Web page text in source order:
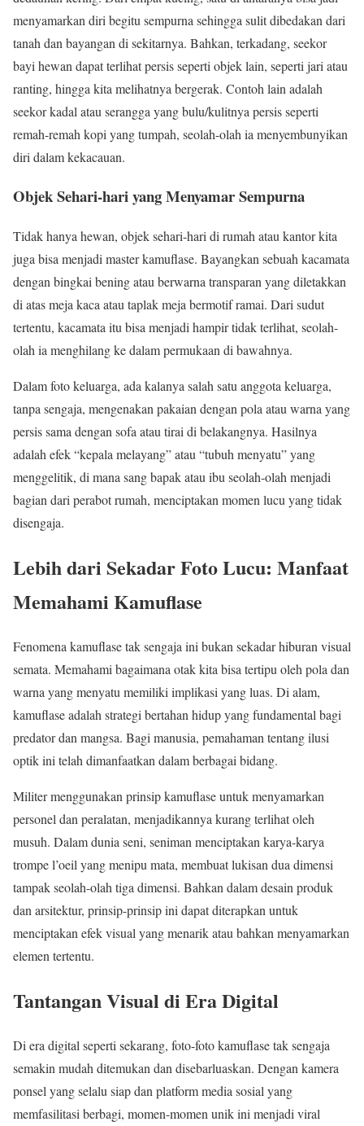
menyamarkan diri begitu sempurna sehingga sulit dibedakan dari
tanah dan bayangan di sekitarnya. Bahkan, terkadang, seekor
bayi hewan dapat terlihat persis seperti objek lain, seperti jari atau
ranting, hingga kita melihatnya bergerak. Contoh lain adalah
seekor kadal atau serangga yang bulu/kulitnya persis seperti
remah-remah kopi yang tumpah, seolah-olah ia menyembunyikan
diri dalam kekacauan.
Objek Sehari-hari yang Menyamar Sempurna
Tidak hanya hewan, objek sehari-hari di rumah atau kantor kita
juga bisa menjadi master kamuflase. Bayangkan sebuah kacamata
dengan bingkai bening atau berwarna transparan yang diletakkan
di atas meja kaca atau taplak meja bermotif ramai. Dari sudut
tertentu, kacamata itu bisa menjadi hampir tidak terlihat, seolah-
olah ia menghilang ke dalam permukaan di bawahnya.
Dalam foto keluarga, ada kalanya salah satu anggota keluarga,
tanpa sengaja, mengenakan pakaian dengan pola atau warna yang
persis sama dengan sofa atau tirai di belakangnya. Hasilnya
adalah efek “kepala melayang” atau “tubuh menyatu” yang
menggelitik, di mana sang bapak atau ibu seolah-olah menjadi
bagian dari perabot rumah, menciptakan momen lucu yang tidak
disengaja.
Lebih dari Sekadar Foto Lucu: Manfaat
Memahami Kamuflase
Fenomena kamuflase tak sengaja ini bukan sekadar hiburan visual
semata. Memahami bagaimana otak kita bisa tertipu oleh pola dan
warna yang menyatu memiliki implikasi yang luas. Di alam,
kamuflase adalah strategi bertahan hidup yang fundamental bagi
predator dan mangsa. Bagi manusia, pemahaman tentang ilusi
optik ini telah dimanfaatkan dalam berbagai bidang.
Militer menggunakan prinsip kamuflase untuk menyamarkan
personel dan peralatan, menjadikannya kurang terlihat oleh
musuh. Dalam dunia seni, seniman menciptakan karya-karya
trompe l’oeil yang menipu mata, membuat lukisan dua dimensi
tampak seolah-olah tiga dimensi. Bahkan dalam desain produk
dan arsitektur, prinsip-prinsip ini dapat diterapkan untuk
menciptakan efek visual yang menarik atau bahkan menyamarkan
elemen tertentu.
Tantangan Visual di Era Digital
Di era digital seperti sekarang, foto-foto kamuflase tak sengaja
semakin mudah ditemukan dan disebarluaskan. Dengan kamera
ponsel yang selalu siap dan platform media sosial yang
memfasilitasi berbagi, momen-momen unik ini menjadi viral